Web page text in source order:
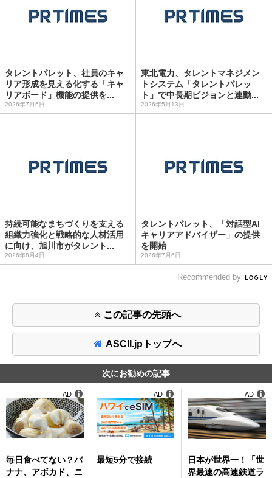
タレントパレット、社員のキャ
リア形成を見える化する「キャ
リアボード」機能の提供を...
2026年7月6日
東北電力、タレントマネジメン
トシステム「タレントパレッ
ト」で中長期ビジョンと連動...
2026年5月13日
持続可能なまちづくりを支える
組織力強化と戦略的な人材活用
に向け、旭川市がタレント...
2026年8月4日
タレントパレット、「対話型AI
キャリアアドバイザー」の提供
を開始
2026年7月6日
Recommended by
この記事の先頭へ
ASCII.jpトップへ
次にお勧めの記事
毎日食べてない？バ
ナナ、アボカド、ニ
AD
最短5分で接続
AD
日本が世界一！「世
界最速の高速鉄道ラ
AD